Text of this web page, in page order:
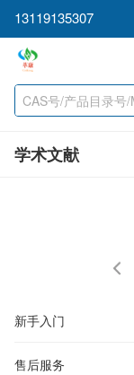
13119135307
学术文献
新手入门
售后服务